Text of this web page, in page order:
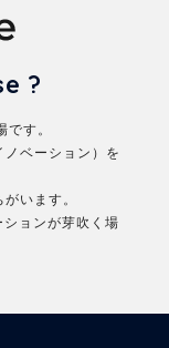
?
す。
ノベーション）を
います。
ョンが芽吹く場